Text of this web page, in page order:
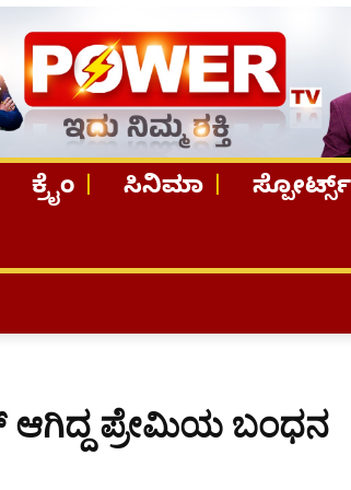
ಕ್ರೈಂ ಸಿನಿಮಾ ಸ್ಪೋರ್ಟ್ಸ್
TOP
ಪ್ರೇಮಿಯ ಬಂಧನ